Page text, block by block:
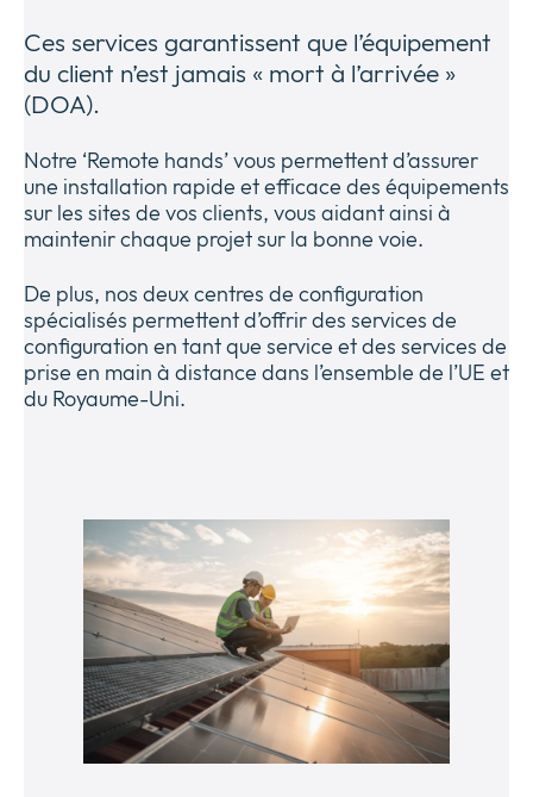
Entreprise
a
sub
Newsroom
or
Vie privée
menu
Ces services garantissent que l’équipement
du client n’est jamais « mort à l’arrivée »
(DOA).
Notre ‘Remote hands’ vous permettent d’assurer
une installation rapide et efficace des équipements
sur les sites de vos clients, vous aidant ainsi à
maintenir chaque projet sur la bonne voie.
De plus, nos deux centres de configuration
spécialisés permettent d’offrir des services de
configuration en tant que service et des services de
prise en main à distance dans l’ensemble de l’UE et
du Royaume-Uni.